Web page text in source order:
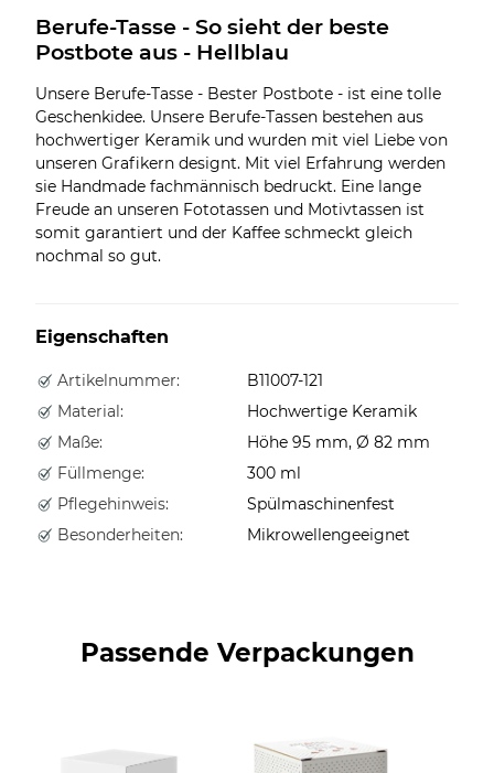
Berufe-Tasse - So sieht der beste
Postbote aus - Hellblau
Unsere Berufe-Tasse - Bester Postbote - ist eine tolle
Geschenkidee. Unsere Berufe-Tassen bestehen aus
hochwertiger Keramik und wurden mit viel Liebe von
unseren Grafikern designt. Mit viel Erfahrung werden
sie Handmade fachmännisch bedruckt. Eine lange
Freude an unseren Fototassen und Motivtassen ist
somit garantiert und der Kaffee schmeckt gleich
nochmal so gut.
Eigenschaften
Artikelnummer:
B11007-121
Material:
Hochwertige Keramik
Maße:
Höhe 95 mm, Ø 82 mm
Füllmenge:
300 ml
Pflegehinweis:
Spülmaschinenfest
Besonderheiten:
Mikrowellengeeignet
Passende Verpackungen